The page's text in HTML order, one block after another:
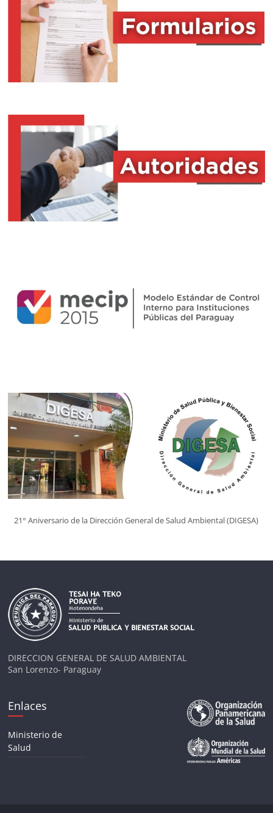
21° Aniversario de la Dirección General de Salud Ambiental (DIGESA)
DIRECCION GENERAL DE SALUD AMBIENTAL
San Lorenzo- Paraguay
Enlaces
Ministerio de
Salud